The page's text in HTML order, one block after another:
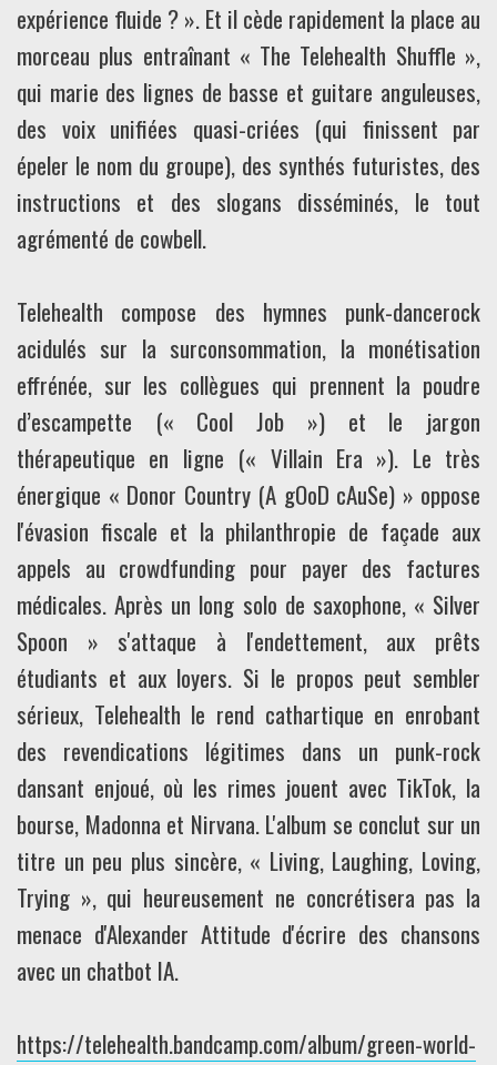
expérience fluide ? ». Et il cède rapidement la place au
morceau plus entraînant « The Telehealth Shuffle »,
qui marie des lignes de basse et guitare anguleuses,
des voix unifiées quasi-criées (qui finissent par
épeler le nom du groupe), des synthés futuristes, des
instructions et des slogans disséminés, le tout
agrémenté de cowbell.
Telehealth compose des hymnes punk-dancerock
acidulés sur la surconsommation, la monétisation
effrénée, sur les collègues qui prennent la poudre
d’escampette (« Cool Job ») et le jargon
thérapeutique en ligne (« Villain Era »). Le très
énergique « Donor Country (A gOoD cAuSe) » oppose
l'évasion fiscale et la philanthropie de façade aux
appels au crowdfunding pour payer des factures
médicales. Après un long solo de saxophone, « Silver
Spoon » s'attaque à l'endettement, aux prêts
étudiants et aux loyers. Si le propos peut sembler
sérieux, Telehealth le rend cathartique en enrobant
des revendications légitimes dans un punk-rock
dansant enjoué, où les rimes jouent avec TikTok, la
bourse, Madonna et Nirvana. L'album se conclut sur un
titre un peu plus sincère, « Living, Laughing, Loving,
Trying », qui heureusement ne concrétisera pas la
menace d'Alexander Attitude d'écrire des chansons
avec un chatbot IA.
https://telehealth.bandcamp.com/album/green-world-